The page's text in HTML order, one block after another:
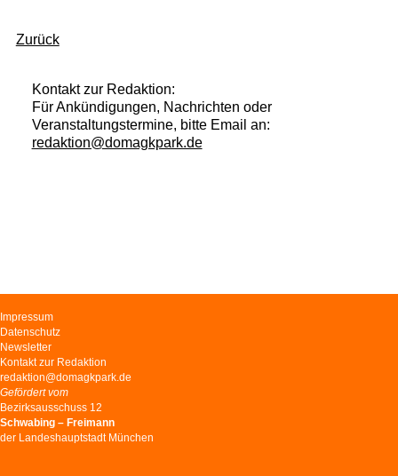
Zurück
Kontakt zur Redaktion:
Für Ankündigungen, Nachrichten oder
Veranstaltungstermine, bitte Email an:
redaktion@domagkpark.de
Navigation
überspringen
Impressum
Datenschutz
Newsletter
Kontakt zur Redaktion
redaktion@domagkpark.de
Gefördert vom
Bezirksausschuss 12
Schwabing – Freimann
der Landeshauptstadt München